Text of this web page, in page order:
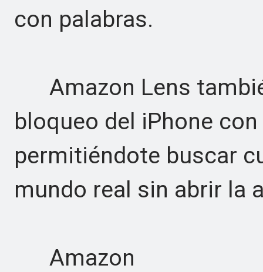
con palabras.
Amazon Lens
bloqueo del iPhone
permitiéndote buscar
mundo real sin abrir la
Amazon